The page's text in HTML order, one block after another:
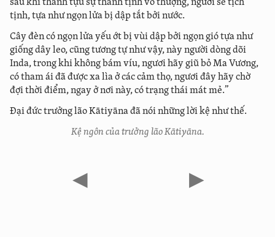
sau khi thành tựu sự thanh tịnh vô thượng, ngươi sẽ tịch
tịnh, tựa như ngọn lửa bị dập tắt bởi nước.
Cây đèn có ngọn lửa yếu ớt bị vùi dập bởi ngọn gió tựa như
giống dây leo, cũng tương tự như vậy, này người dòng dõi
Inda, trong khi không bám víu, ngươi hãy giũ bỏ Ma Vương,
có tham ái đã được xa lìa ở các cảm thọ, ngươi đây hãy chờ
đợi thời điểm, ngay ở nơi này, có trạng thái mát mẻ.”
Đại đức trưởng lão Kātiyāna đã nói những lời kệ như thế.
Kệ ngôn của trưởng lão Kātiyāna.
◀ ▶